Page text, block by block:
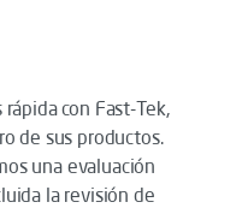
con Fast-Tek,
de sus productos.
una evaluación
la revisión de